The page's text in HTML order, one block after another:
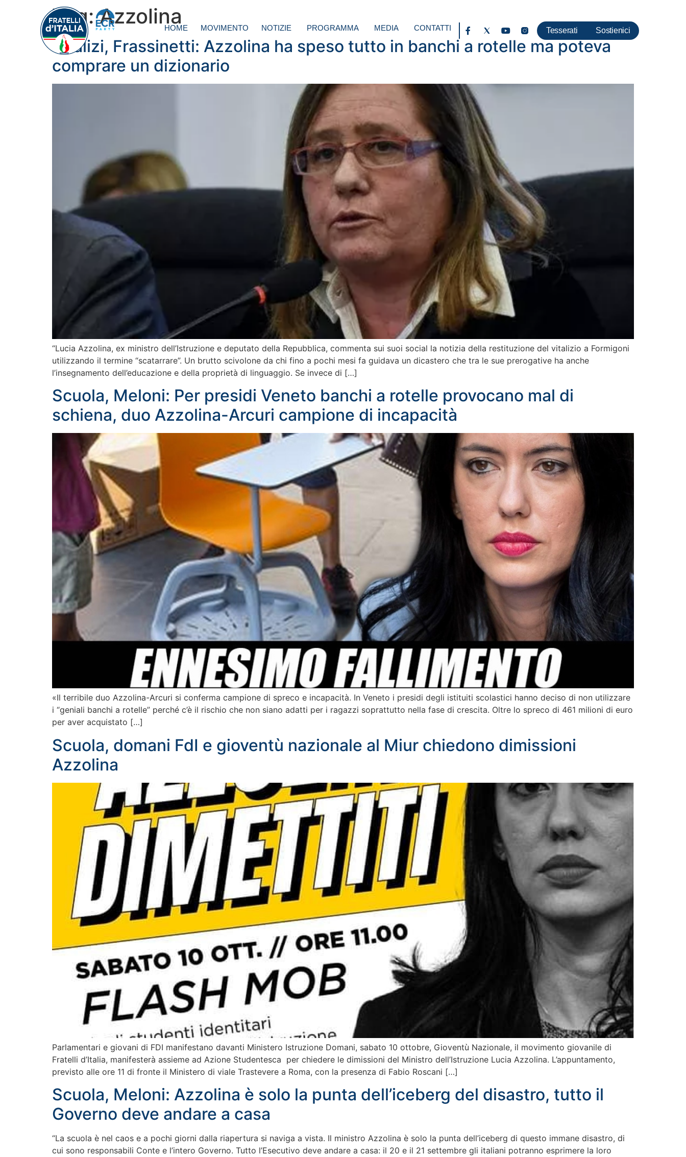
HOME MOVIMENTO NOTIZIE PROGRAMMA MEDIA CONTATTI Tesserati Sostienici
Tag:Azzolina
Vitalizi, Frassinetti: Azzolina ha speso tutto in banchi a rotelle ma poteva
comprare un dizionario
“Lucia Azzolina, ex ministro dell’Istruzione e deputato della Repubblica, commenta sui suoi social la notizia della restituzione del vitalizio a Formigoni
utilizzando il termine “scatarrare”. Un brutto scivolone da chi fino a pochi mesi fa guidava un dicastero che tra le sue prerogative ha anche
l’insegnamento dell’educazione e della proprietà di linguaggio. Se invece di […]
Scuola, Meloni: Per presidi Veneto banchi a rotelle provocano mal di
schiena, duo Azzolina-Arcuri campione di incapacità
«Il terribile duo Azzolina-Arcuri si conferma campione di spreco e incapacità. In Veneto i presidi degli istituiti scolastici hanno deciso di non utilizzare
i “geniali banchi a rotelle” perché c’è il rischio che non siano adatti per i ragazzi soprattutto nella fase di crescita. Oltre lo spreco di 461 milioni di euro
per aver acquistato […]
Scuola, domani FdI e gioventù nazionale al Miur chiedono dimissioni
Azzolina
Parlamentari e giovani di FDI manifestano davanti Ministero Istruzione Domani, sabato 10 ottobre, Gioventù Nazionale, il movimento giovanile di
Fratelli d’Italia, manifesterà assieme ad Azione Studentesca per chiedere le dimissioni del Ministro dell’Istruzione Lucia Azzolina. L’appuntamento,
previsto alle ore 11 di fronte il Ministero di viale Trastevere a Roma, con la presenza di Fabio Roscani […]
Scuola, Meloni: Azzolina è solo la punta dell’iceberg del disastro, tutto il
Governo deve andare a casa
“La scuola è nel caos e a pochi giorni dalla riapertura si naviga a vista. Il ministro Azzolina è solo la punta dell’iceberg di questo immane disastro, di
cui sono responsabili Conte e l’intero Governo. Tutto l’Esecutivo deve andare a casa: il 20 e il 21 settembre gli italiani potranno esprimere la loro